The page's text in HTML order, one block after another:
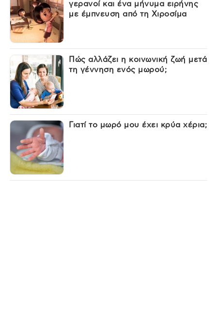
γερανοί και ένα μήνυμα ειρήνης
με έμπνευση από τη Χιροσίμα
Πώς αλλάζει η κοινωνική ζωή μετά
τη γέννηση ενός μωρού;
Γιατί το μωρό μου έχει κρύα χέρια;